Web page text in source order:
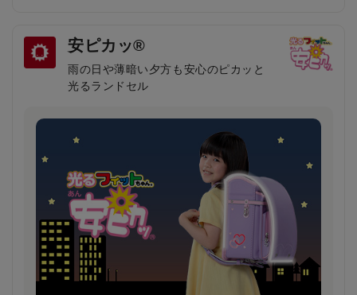
鎖骨から大胸筋へかかる圧力が約30％軽減！
（当社比）
柔らかいクッション＆特許登録された特殊構造の楽ッ
ションによって、肩への圧力が分散され、体への負担
が軽減されます。
安ピカッ®
雨の日や薄暗い夕方も安心のピカッと
光るランドセル